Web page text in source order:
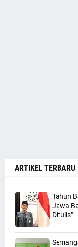
ARTIKEL TERBARU
Tahun
Jawa
Ditulis"